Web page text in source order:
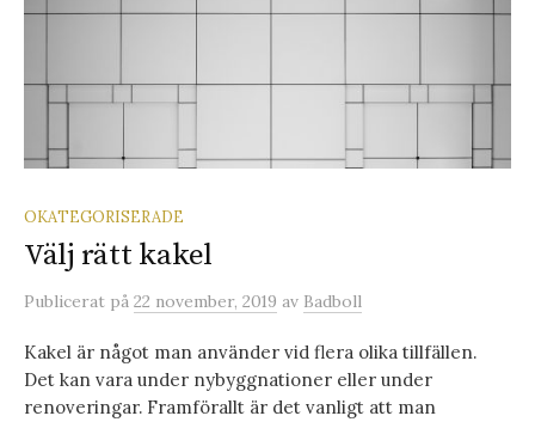
OKATEGORISERADE
Välj rätt kakel
Publicerat på 22 november, 2019 av Badboll
Kakel är något man använder vid flera olika tillfällen.
Det kan vara under nybyggnationer eller under
renoveringar. Framförallt är det vanligt att man